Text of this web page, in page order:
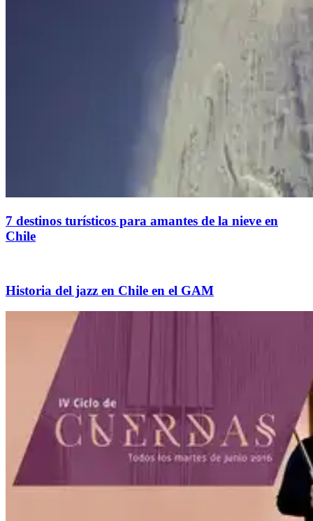
7 destinos turísticos para amantes de la nieve en
Chile
Historia del jazz en Chile en el GAM